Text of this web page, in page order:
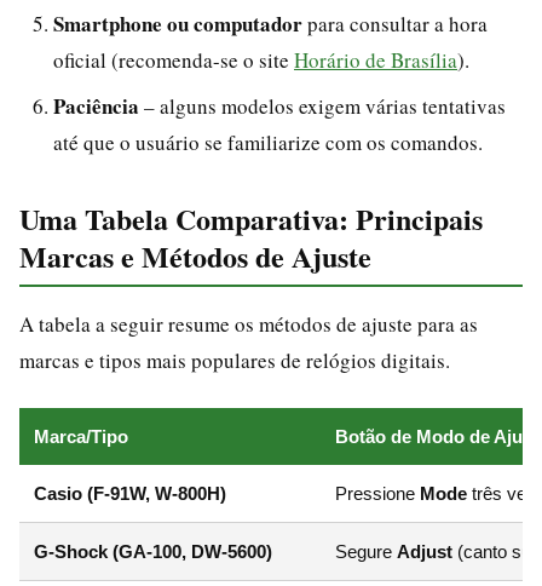
Smartphone ou computadorpara consultar a hora
oficial (recomenda-se o site Horário de Brasília).
Paciência – alguns modelos exigem várias tentativas
até que o usuário se familiarize com os comandos.
Uma Tabela Comparativa: Principais
Marcas e Métodos de Ajuste
A tabela a seguir resume os métodos de ajuste para as
marcas e tipos mais populares de relógios digitais.
Marca/Tipo Botão de Modo de
Casio (F-91W, W-800H) Pressione Mode três
G-Shock (GA-100, DW-5600) Segure Adjust (canto